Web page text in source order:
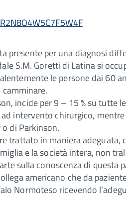
per una diagnosi
S.M. Goretti di Latina si
le persone dai
incide per 9 – 15 % su tutte
intervento chirurgico,
di Parkinson.
trattato in maniera
e la società intera, non
sulla conoscenza di
americano che da
Normoteso ricevendo